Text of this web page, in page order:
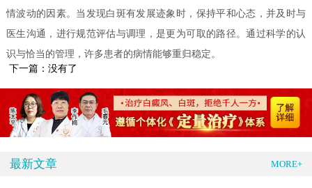
情波动的因素。当发现白斑有发展迹象时，保持平和心态，并及时与
医生沟通，进行规范评估与调理，是更为可取的路径。通过科学的认
识与恰当的管理，许多患者的病情能够重归稳定。
下一篇：没有了
最新文章 MORE+